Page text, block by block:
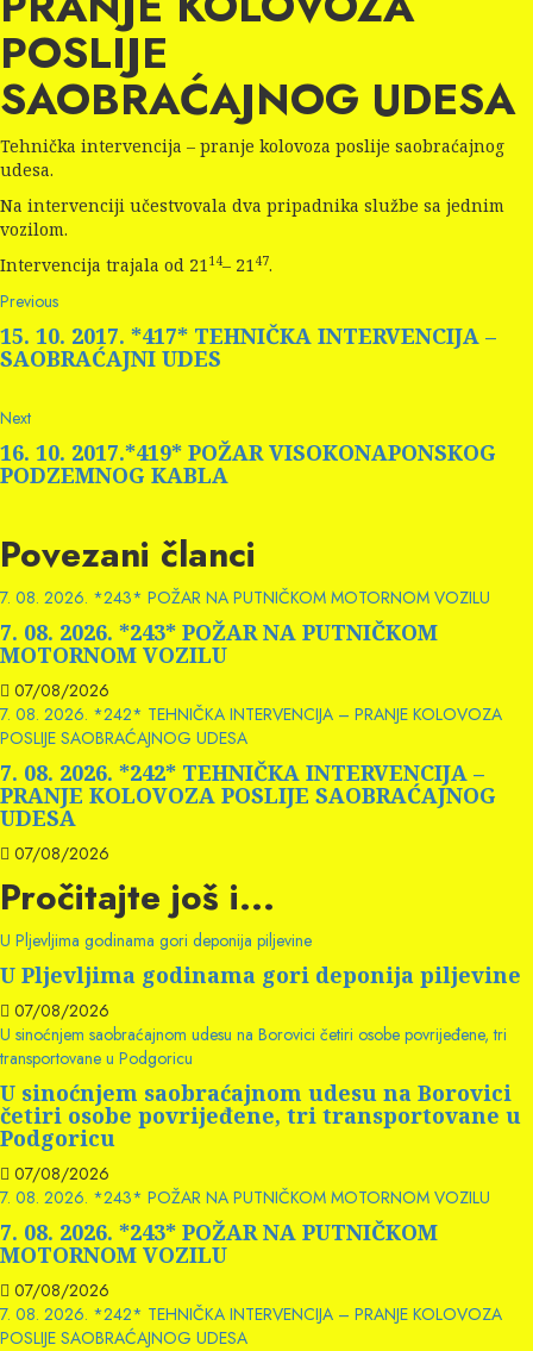
POSLIJE
SAOBRAĆAJNOG UDESA
Tehnička intervencija – pranje kolovoza poslije saobraćajnog
udesa.
Na intervenciji učestvovala dva pripadnika službe sa jednim
vozilom.
Intervencija trajala od 2114– 2147.
Continue
Reading
PreviousPrevious
post:
15. 10. 2017. *417* TEHNIČKA INTERVENCIJA –
SAOBRAĆAJNI UDES
NextNext
post:
16. 10. 2017.*419* POŽAR VISOKONAPONSKOG
PODZEMNOG KABLA
Povezani članci
7. 08. 2026. *243* POŽAR NA PUTNIČKOM MOTORNOM VOZILU
7. 08. 2026. *243* POŽAR NA PUTNIČKOM
MOTORNOM VOZILU
07/08/2026
7. 08. 2026. *242* TEHNIČKA INTERVENCIJA – PRANJE KOLOVOZA
POSLIJE SAOBRAĆAJNOG UDESA
7. 08. 2026. *242* TEHNIČKA INTERVENCIJA –
PRANJE KOLOVOZA POSLIJE SAOBRAĆAJNOG
UDESA
07/08/2026
Pročitajte još i...
U Pljevljima godinama gori deponija piljevine
U Pljevljima godinama gori deponija piljevine
07/08/2026
U sinoćnjem saobraćajnom udesu na Borovici četiri osobe povrijeđene, tri
transportovane u Podgoricu
U sinoćnjem saobraćajnom udesu na Borovici
četiri osobe povrijeđene, tri transportovane u
Podgoricu
07/08/2026
7. 08. 2026. *243* POŽAR NA PUTNIČKOM MOTORNOM VOZILU
7. 08. 2026. *243* POŽAR NA PUTNIČKOM
MOTORNOM VOZILU
07/08/2026
7. 08. 2026. *242* TEHNIČKA INTERVENCIJA – PRANJE KOLOVOZA
POSLIJE SAOBRAĆAJNOG UDESA